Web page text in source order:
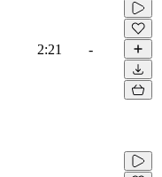
2:21 -